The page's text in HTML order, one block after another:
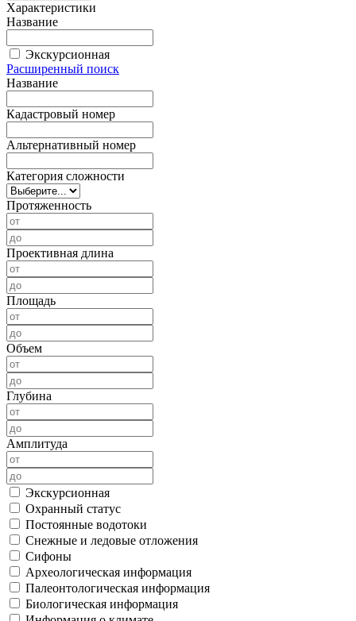
Характеристики
Название
Экскурсионная
Расширенный поиск
Название
Кадастровый номер
Альтернативный номер
Категория сложности
Протяженность
Проективная длина
Площадь
Объем
Глубина
Амплитуда
Экскурсионная
Охранный статус
Постоянные водотоки
Снежные и ледовые отложения
Сифоны
Археологическая информация
Палеонтологическая информация
Биологическая информация